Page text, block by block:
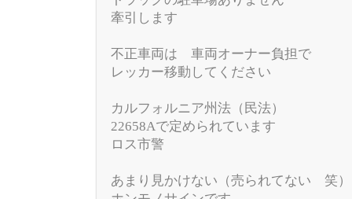
牽引します
不正車両は 車両オーナー負担で
レッカー移動してください
カルフォルニア州法（民法）
22658Aで定められています
ロス市警
あまり見かけない（売られてない 笑）